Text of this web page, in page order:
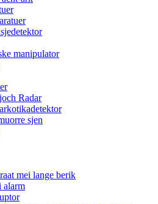
manipulator
Radar
sjen
mei lange berik
alarm